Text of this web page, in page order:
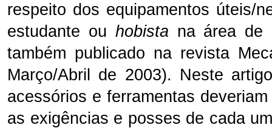
respeito dos equipamentos úteis/
estudante ou hobista na área de
também publicado na revista
Março/Abril de 2003). Neste
acessórios e ferramentas
as exigências e posses de cada